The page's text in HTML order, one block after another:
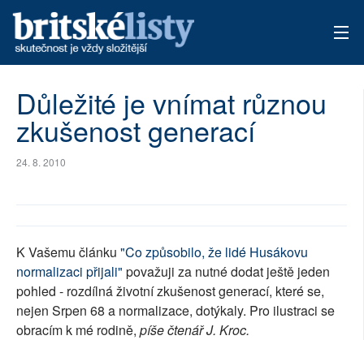
ARCHIV
TÉMATA
Důležité je vnímat různou
zkušenost generací
24. 8. 2010
K Vašemu článku "Co způsobilo, že lidé Husákovu
normalizaci přijali" považuji za nutné dodat ještě jeden
pohled - rozdílná životní zkušenost generací, které se,
nejen Srpen 68 a normalizace, dotýkaly. Pro ilustraci se
obracím k mé rodině, píše čtenář J. Kroc.